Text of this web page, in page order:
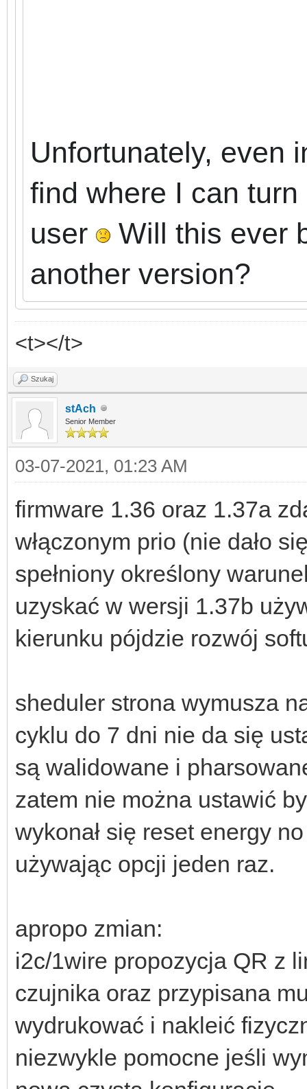
Unfortunately, even
find where I can
user
Will this ever
another version?
<t></t>
Szukaj
stAch
Senior Member
03-07-2021, 01:23 AM
firmware 1.36 oraz 1.37a
włączonym prio (nie dało
spełniony określony
uzyskać w wersji 1.37b
kierunku pójdzie rozwój
sheduler strona wymusza
cyklu do 7 dni nie da się
są walidowane i
zatem nie można ustawić
wykonał się reset energy
używając opcji jeden raz.
apropo zmian:
i2c/1wire propozycja QR z
czujnika oraz przypisana
wydrukować i nakleić
niezwykle pomocne jeśli